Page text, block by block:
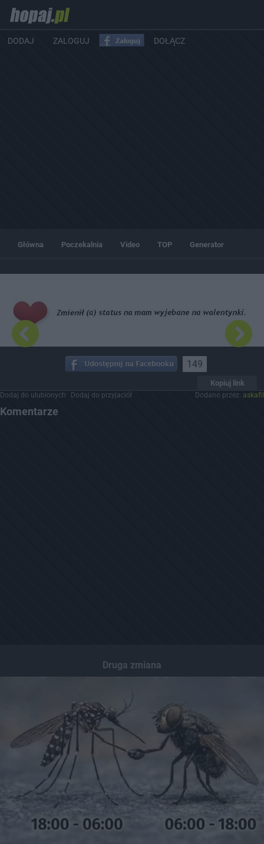
DODAJ ZALOGUJ DOŁĄCZ
Główna Poczekalnia Video TOP Generator
149
Kopiuj link
Dodaj do ulubionych Dodaj do przyjaciół Dodano przez: askafil
Komentarze
Druga zmiana